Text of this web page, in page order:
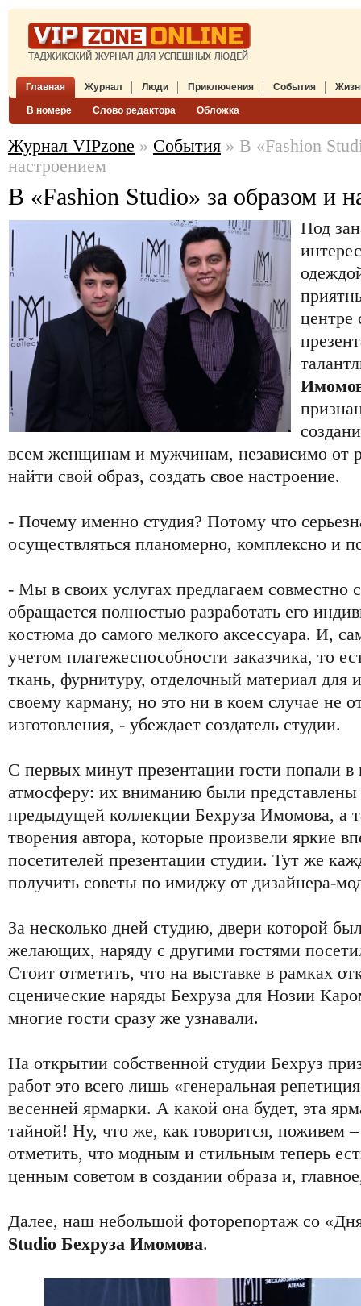
Главная Журнал
В номере Слово редактора Обложка
Люди Приключения События
Журнал VIPzone » События » В «Fashion
настроением
В «Fashion Studio» за образом и
Под
центре
всем женщинам и мужчинам, независимо от
найти свой образ, создать свое настроение.
- Почему именно студия? Потому что
осуществляться планомерно, комплексно и
- Мы в своих услугах предлагаем совместно
обращается полностью разработать его
костюма до самого мелкого аксессуара. И,
учетом платежеспособности заказчика, то
ткань, фурнитуру, отделочный материал для
своему карману, но это ни в коем случае не
изготовления, - убеждает создатель студии.
С первых минут презентации гости попали в
атмосферу: их вниманию были
предыдущей коллекции Бехруза Имомова, а
творения автора, которые произвели яркие
посетителей презентации студии. Тут же
получить советы по имиджу от дизайнера-
За несколько дней студию, двери которой
желающих, наряду с другими гостями
Стоит отметить, что на выставке в рамках
сценические наряды Бехруза для Нозии
многие гости сразу же узнавали.
На открытии собственной студии Бехруз
работ это всего лишь «генеральная
весенней ярмарки. А какой она будет, эта
тайной! Ну, что же, как говорится, поживем
отметить, что модным и стильным теперь
ценным советом в создании образа и,
Далее, наш небольшой фоторепортаж со
Studio Бехруза Имомова.